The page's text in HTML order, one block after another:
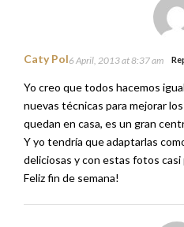
Caty Pol6 April, 2013 at 8:37 am
Yo creo que todos hacemos
nuevas técnicas para mejorar
quedan en casa, es un gran
Y yo tendría que adaptarlas
deliciosas y con estas fotos
Feliz fin de semana!